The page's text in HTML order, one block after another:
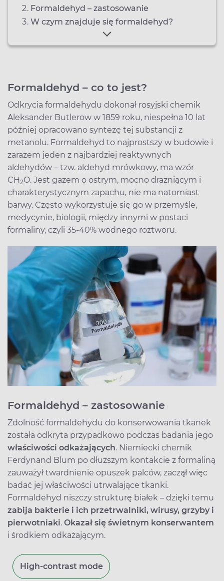
Formaldehyd – zastosowanie
W czym znajduje się formaldehyd?
Formaldehyd – co to jest?
Odkrycia formaldehydu dokonał rosyjski chemik
Aleksander Butlerow w 1859 roku, niespełna 10 lat
później opracowano syntezę tej substancji z
metanolu. Formaldehyd to najprostszy w budowie i
zarazem jeden z najbardziej reaktywnych
aldehydów – tzw. aldehyd mrówkowy, ma wzór
CH2O. Jest gazem o ostrym, mocno drażniącym i
charakterystycznym zapachu, nie ma natomiast
barwy. Często wykorzystuje się go w przemyśle,
medycynie, biologii, między innymi w postaci
formaliny, czyli 35-40% wodnego roztworu.
Formaldehyd – zastosowanie
Zdolność formaldehydu do konserwowania tkanek
została odkryta przypadkowo podczas badania jego
właściwości odkażających. Niemiecki chemik
Ferdynand Blum po dłuższym kontakcie z formaliną
zauważył twardnienie opuszek palców, zaczął więc
badać jej właściwości utrwalające tkanki.
Formaldehyd niszczy strukturę białek – dzięki temu
zabija bakterie i ich przetrwalniki, wirusy, grzyby i
pierwotniaki. Okazał się świetnym konserwantem
i środkiem odkażającym.
High-contrast mode